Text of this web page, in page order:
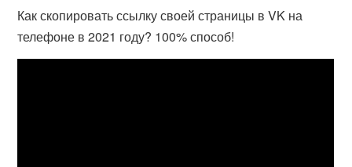
Как скопировать ссылку своей страницы в VK на
телефоне в 2021 году? 100% способ!